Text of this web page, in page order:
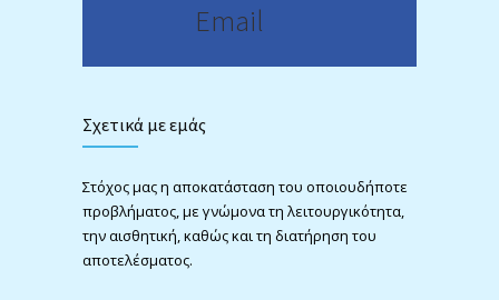
Email
Σχετικά με εμάς
Στόχος μας η αποκατάσταση του οποιουδήποτε
προβλήματος, με γνώμονα τη λειτουργικότητα,
την αισθητική, καθώς και τη διατήρηση του
αποτελέσματος.